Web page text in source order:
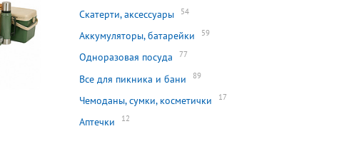
Скатерти, аксессуары 54
Аккумуляторы, батарейки 59
Одноразовая посуда 77
Все для пикника и бани 89
Чемоданы, сумки, косметички 17
Аптечки 12